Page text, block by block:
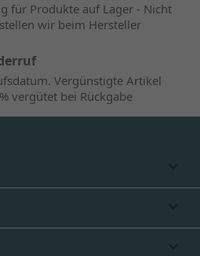
für Produkte auf Lager - Nicht
wir beim Hersteller
Vergünstigte Artikel
vergütet bei Rückgabe